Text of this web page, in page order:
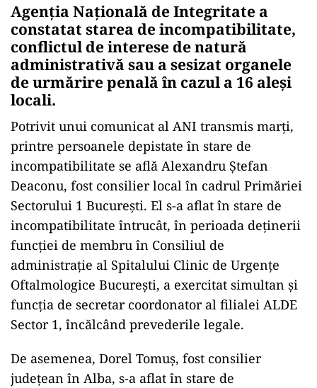
Agenţia Naţională de Integritate a
constatat starea de incompatibilitate,
conflictul de interese de natură
administrativă sau a sesizat organele
de urmărire penală în cazul a 16 aleşi
locali.
Potrivit unui comunicat al ANI transmis marţi,
printre persoanele depistate în stare de
incompatibilitate se află Alexandru Ştefan
Deaconu, fost consilier local în cadrul Primăriei
Sectorului 1 Bucureşti. El s-a aflat în stare de
incompatibilitate întrucât, în perioada deţinerii
funcţiei de membru în Consiliul de
administraţie al Spitalului Clinic de Urgenţe
Oftalmologice Bucureşti, a exercitat simultan şi
funcţia de secretar coordonator al filialei ALDE
Sector 1, încălcând prevederile legale.
De asemenea, Dorel Tomuş, fost consilier
judeţean în Alba, s-a aflat în stare de